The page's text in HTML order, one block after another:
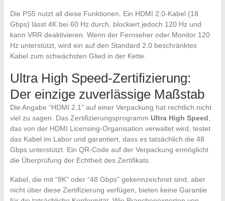
Die PS5 nutzt all diese Funktionen. Ein HDMI 2.0-Kabel (18
Gbps) lässt 4K bei 60 Hz durch, blockiert jedoch 120 Hz und
kann VRR deaktivieren. Wenn der Fernseher oder Monitor 120
Hz unterstützt, wird ein auf den Standard 2.0 beschränktes
Kabel zum schwächsten Glied in der Kette.
Ultra High Speed-Zertifizierung:
Der einzige zuverlässige Maßstab
Die Angabe “HDMI 2.1” auf einer Verpackung hat rechtlich nicht
viel zu sagen. Das Zertifizierungsprogramm Ultra High Speed
das von der HDMI Licensing-Organisation verwaltet wird, testet
das Kabel im Labor und garantiert, dass es tatsächlich die 48
Gbps unterstützt. Ein QR-Code auf der Verpackung ermöglicht
die Überprüfung der Echtheit des Zertifikats.
Kabel, die mit “8K” oder “48 Gbps” gekennzeichnet sind, aber
nicht über diese Zertifizierung verfügen, bieten keine Garantie